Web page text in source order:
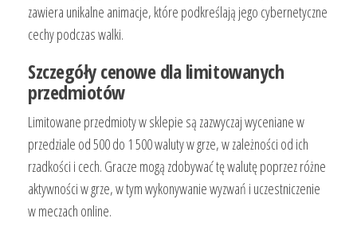
zawiera unikalne animacje, które podkreślają jego cybernetyczne
cechy podczas walki.
Szczegóły cenowe dla limitowanych
przedmiotów
Limitowane przedmioty w sklepie są zazwyczaj wyceniane w
przedziale od 500 do 1 500 waluty w grze, w zależności od ich
rzadkości i cech. Gracze mogą zdobywać tę walutę poprzez różne
aktywności w grze, w tym wykonywanie wyzwań i uczestniczenie
w meczach online.